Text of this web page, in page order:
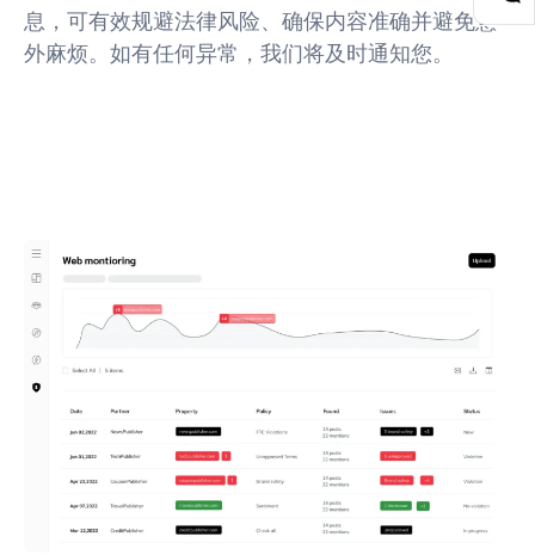
息，可有效规避法律风险、确保内容准确并避免意
外麻烦。如有任何异常，我们将及时通知您。